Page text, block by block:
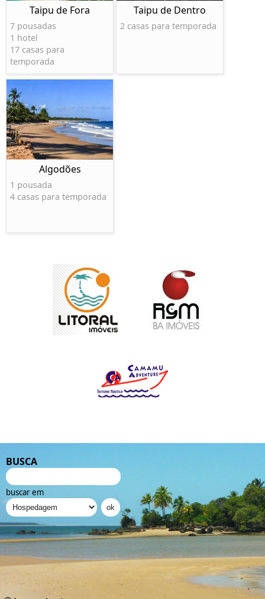
Taipu de Fora
7 pousadas
1 hotel
17 casas para
temporada
Taipu de Dentro
2 casas para temporada
Algodões
1 pousada
4 casas para temporada
BUSCA
buscar em